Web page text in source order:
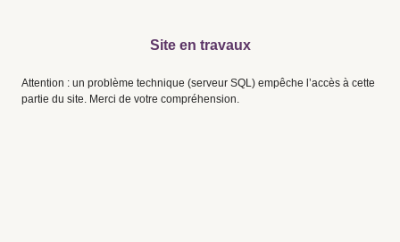
Site en travaux
Attention : un problème technique (serveur SQL) empêche l’accès à cette
partie du site. Merci de votre compréhension.